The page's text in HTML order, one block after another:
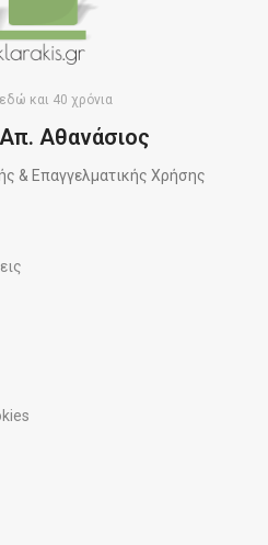
και 40 χρόνια
Αθανάσιος
& Επαγγελματικής Χρήσης